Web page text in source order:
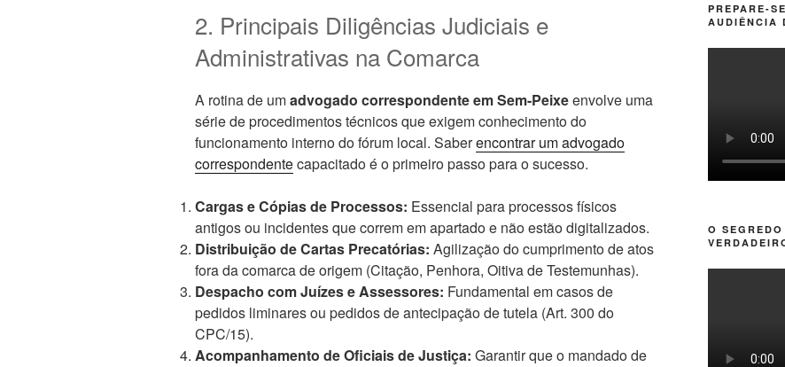
2. Principais Diligências Judiciais e
Administrativas na Comarca
A rotina de umadvogado correspondente em Sem-Peixeenvolve uma
série de procedimentos técnicos que exigem conhecimento do
funcionamento interno do fórum local. Saberencontrar um advogado
correspondentecapacitado é o primeiro passo para o sucesso.
Cargas e Cópias de Processos: Essencial para processos físicos
antigos ou incidentes que correm em apartado e não estão digitalizados.
Distribuição de Cartas Precatórias: Agilização do cumprimento de atos
fora da comarca de origem (Citação, Penhora, Oitiva de Testemunhas).
Despacho com Juízes e Assessores: Fundamental em casos de
pedidos liminares ou pedidos de antecipação de tutela (Art. 300 do
CPC/15).
Acompanhamento de Oficiais de Justiça: Garantir que o mandado de
PREPARE-
AUDIÊNCIA
O